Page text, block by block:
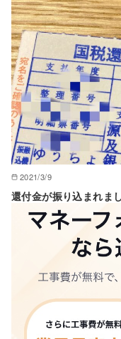
2021/3/9
還付金が振り込まれま